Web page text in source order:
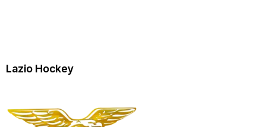
Lazio Hockey